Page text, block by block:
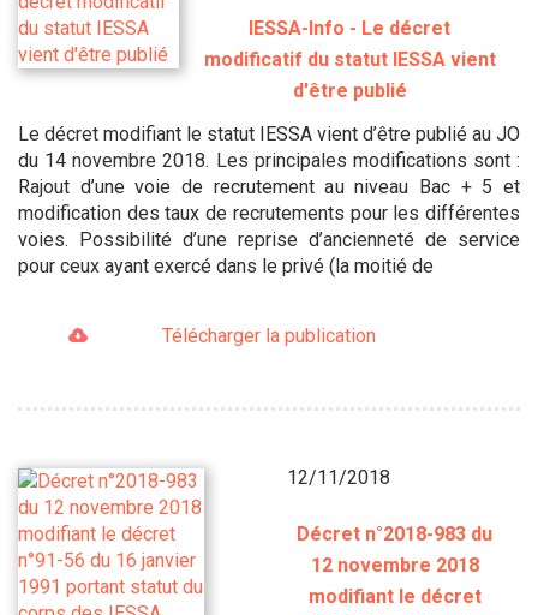
IESSA-Info - Le décret
modificatif du statut IESSA vient
d'être publié
Le décret modifiant le statut IESSA vient d’être publié au JO
du 14 novembre 2018. Les principales modifications sont :
Rajout d’une voie de recrutement au niveau Bac + 5 et
modification des taux de recrutements pour les différentes
voies. Possibilité d’une reprise d’ancienneté de service
pour ceux ayant exercé dans le privé (la moitié de
Télécharger la publication
12/11/2018
Décret n°2018-983 du
12 novembre 2018
modifiant le décret